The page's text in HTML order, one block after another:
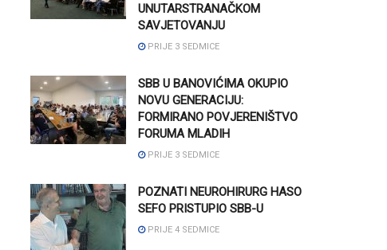
UNUTARSTRANAČKOM
SAVJETOVANJU
PRIJE 3 SEDMICE
SBB U BANOVIĆIMA OKUPIO
NOVU GENERACIJU:
FORMIRANO POVJERENIŠTVO
FORUMA MLADIH
PRIJE 3 SEDMICE
POZNATI NEUROHIRURG HASO
SEFO PRISTUPIO SBB-U
PRIJE 4 SEDMICE